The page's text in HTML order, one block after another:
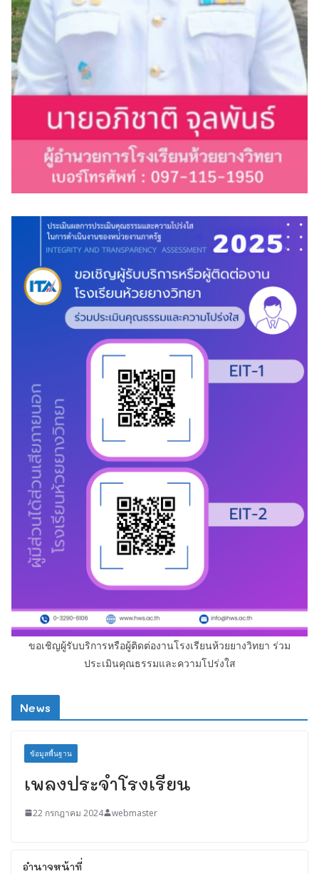
ขอเชิญผู้รับบริการหรือผู้ติดต่องานโรงเรียนห้วยยางวิทยา ร่วม
ประเมินคุณธรรมและความโปร่งใส
News
ข้อมูลพื้นฐาน
เพลงประจำโรงเรียน
22 กรกฎาคม 2024 webmaster
อำนาจหน้าที่